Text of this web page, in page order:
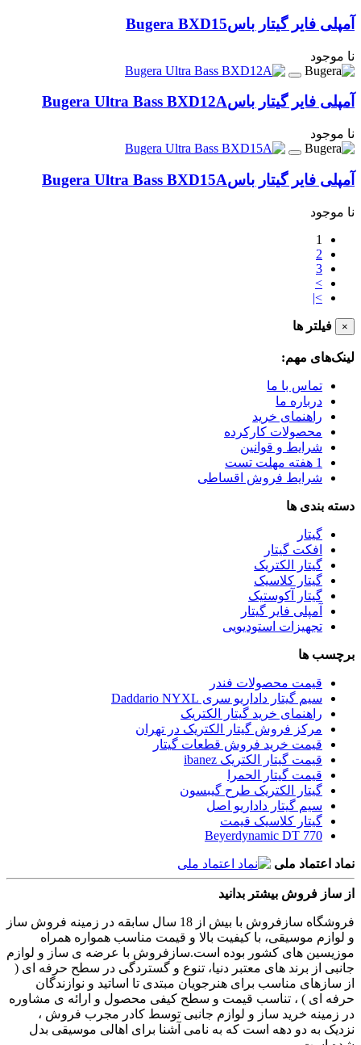
آمپلی فایر گیتار باسBugera BXD15
نا موجود
آمپلی فایر گیتار باسBugera Ultra Bass BXD12A
نا موجود
آمپلی فایر گیتار باسBugera Ultra Bass BXD15A
نا موجود
1
2
3
>
>|
× فیلتر ها
لینک‌های مهم:
تماس با ما
درباره ما
راهنمای خرید
محصولات کارکرده
شرایط و قوانین
1 هفته مهلت تست
شرایط فروش اقساطی
دسته بندی ها
گیتار
افکت گیتار
گیتار الکتریک
گیتار کلاسیک
گیتار آکوستیک
آمپلی فایر گیتار
تجهیزات استودیویی
برچسب ها
قیمت محصولات فندر
سیم گیتار داداریو سری Daddario NYXL
راهنمای خرید گیتار الکتریک
مرکز فروش گیتار الکتریک در تهران
قیمت خرید فروش قطعات گیتار
قیمت گیتار الکتریک ibanez
قیمت گیتار الحمرا
گیتار الکتریک طرح گیبسون
سیم گیتار داداریو اصل
گیتار کلاسیک قیمت
Beyerdynamic DT 770
نماد اعتماد ملی
از ساز فروش بیشتر بدانید
فروشگاه سازفروش با بیش از 18 سال سابقه در زمینه فروش ساز
و لوازم موسیقی، با کیفیت بالا و قیمت مناسب همواره همراه
موزیسین های کشور بوده است.سازفروش با عرضه ی ساز و لوازم
جانبی از برند های معتبر دنیا، تنوع و گستردگی در سطح حرفه ای (
از سازهای مناسب برای هنرجویان مبتدی تا اساتید و نوازندگان
حرفه ای ) ، تناسب قیمت و سطح کیفی محصول و ارائه ی مشاوره
در زمینه خرید ساز و لوازم جانبی توسط کادر مجرب فروش ،
نزدیک به دو دهه است که به نامی آشنا برای اهالی موسیقی بدل